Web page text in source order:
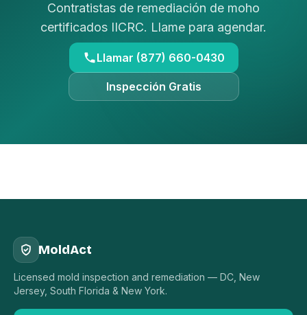
Contratistas de remediación de moho
certificados IICRC. Llame para agendar.
Llamar (877) 660-0430
Inspección Gratis
MoldAct
Licensed mold inspection and remediation — DC, New
Jersey, South Florida & New York.